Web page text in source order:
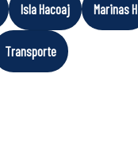
Isla Hacoaj Marinas H
Transporte